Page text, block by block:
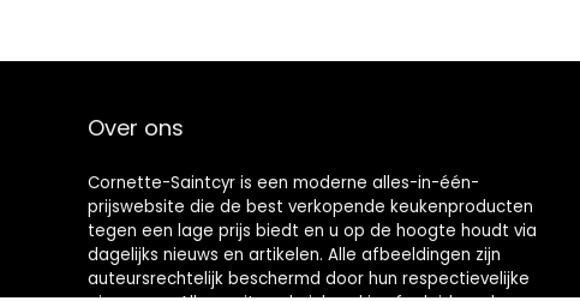
Over ons
Cornette-Saintcyr is een moderne alles-in-één-
prijswebsite die de best verkopende keukenproducten
tegen een lage prijs biedt en u op de hoogte houdt via
dagelijks nieuws en artikelen. Alle afbeeldingen zijn
auteursrechtelijk beschermd door hun respectievelijke